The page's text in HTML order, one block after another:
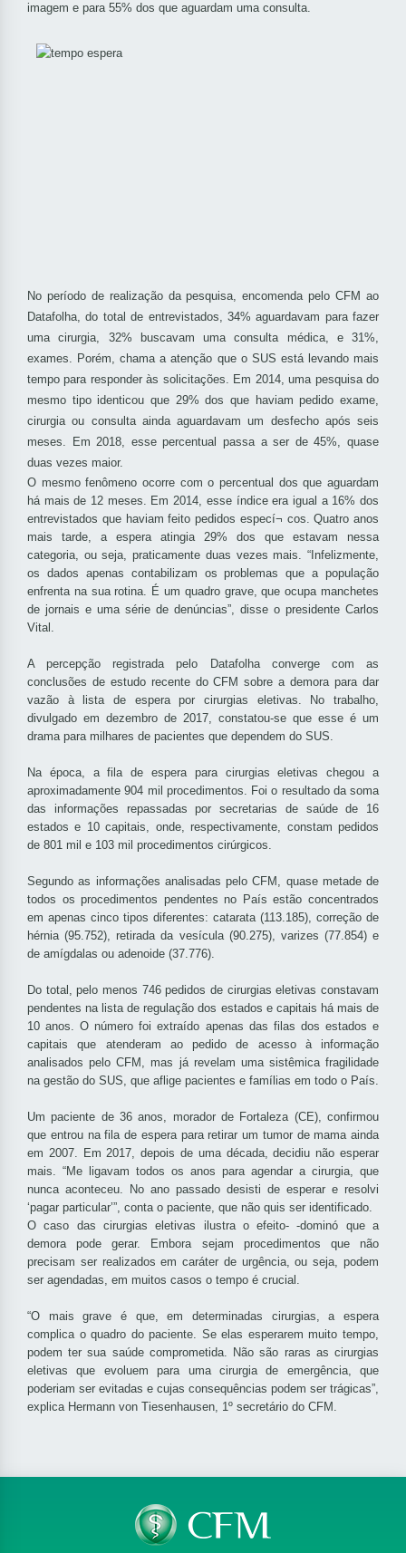
imagem e para 55% dos que aguardam uma consulta.
No período de realização da pesquisa, encomenda pelo CFM ao
Datafolha, do total de entrevistados, 34% aguardavam para fazer
uma cirurgia, 32% buscavam uma consulta médica, e 31%,
exames. Porém, chama a atenção que o SUS está levando mais
tempo para responder às solicitações. Em 2014, uma pesquisa do
mesmo tipo identicou que 29% dos que haviam pedido exame,
cirurgia ou consulta ainda aguardavam um desfecho após seis
meses. Em 2018, esse percentual passa a ser de 45%, quase
duas vezes maior.
O mesmo fenômeno ocorre com o percentual dos que aguardam
há mais de 12 meses. Em 2014, esse índice era igual a 16% dos
entrevistados que haviam feito pedidos especí¬ cos. Quatro anos
mais tarde, a espera atingia 29% dos que estavam nessa
categoria, ou seja, praticamente duas vezes mais. “Infelizmente,
os dados apenas contabilizam os problemas que a população
enfrenta na sua rotina. É um quadro grave, que ocupa manchetes
de jornais e uma série de denúncias”, disse o presidente Carlos
Vital.
A percepção registrada pelo Datafolha converge com as
conclusões de estudo recente do CFM sobre a demora para dar
vazão à lista de espera por cirurgias eletivas. No trabalho,
divulgado em dezembro de 2017, constatou-se que esse é um
drama para milhares de pacientes que dependem do SUS.
Na época, a fila de espera para cirurgias eletivas chegou a
aproximadamente 904 mil procedimentos. Foi o resultado da soma
das informações repassadas por secretarias de saúde de 16
estados e 10 capitais, onde, respectivamente, constam pedidos
de 801 mil e 103 mil procedimentos cirúrgicos.
Segundo as informações analisadas pelo CFM, quase metade de
todos os procedimentos pendentes no País estão concentrados
em apenas cinco tipos diferentes: catarata (113.185), correção de
hérnia (95.752), retirada da vesícula (90.275), varizes (77.854) e
de amígdalas ou adenoide (37.776).
Do total, pelo menos 746 pedidos de cirurgias eletivas constavam
pendentes na lista de regulação dos estados e capitais há mais de
10 anos. O número foi extraído apenas das filas dos estados e
capitais que atenderam ao pedido de acesso à informação
analisados pelo CFM, mas já revelam uma sistêmica fragilidade
na gestão do SUS, que aflige pacientes e famílias em todo o País.
Um paciente de 36 anos, morador de Fortaleza (CE), confirmou
que entrou na fila de espera para retirar um tumor de mama ainda
em 2007. Em 2017, depois de uma década, decidiu não esperar
mais. “Me ligavam todos os anos para agendar a cirurgia, que
nunca aconteceu. No ano passado desisti de esperar e resolvi
‘pagar particular’”, conta o paciente, que não quis ser identificado.
O caso das cirurgias eletivas ilustra o efeito- -dominó que a
demora pode gerar. Embora sejam procedimentos que não
precisam ser realizados em caráter de urgência, ou seja, podem
ser agendadas, em muitos casos o tempo é crucial.
“O mais grave é que, em determinadas cirurgias, a espera
complica o quadro do paciente. Se elas esperarem muito tempo,
podem ter sua saúde comprometida. Não são raras as cirurgias
eletivas que evoluem para uma cirurgia de emergência, que
poderiam ser evitadas e cujas consequências podem ser trágicas”,
explica Hermann von Tiesenhausen, 1º secretário do CFM.